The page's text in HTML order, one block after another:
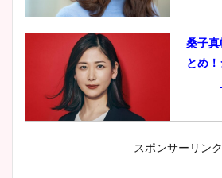
桑子真
とめ
小室
スポンサーリンク